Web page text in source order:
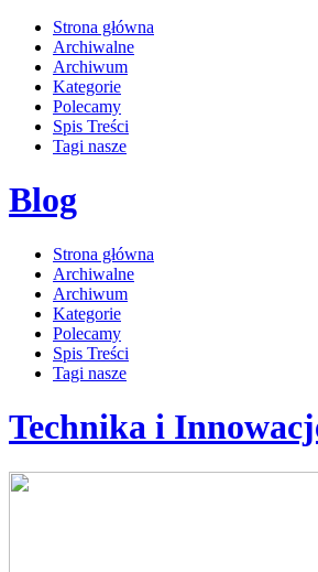
Strona główna
Archiwalne
Archiwum
Kategorie
Polecamy
Spis Treści
Tagi nasze
Blog
Strona główna
Archiwalne
Archiwum
Kategorie
Polecamy
Spis Treści
Tagi nasze
Technika i